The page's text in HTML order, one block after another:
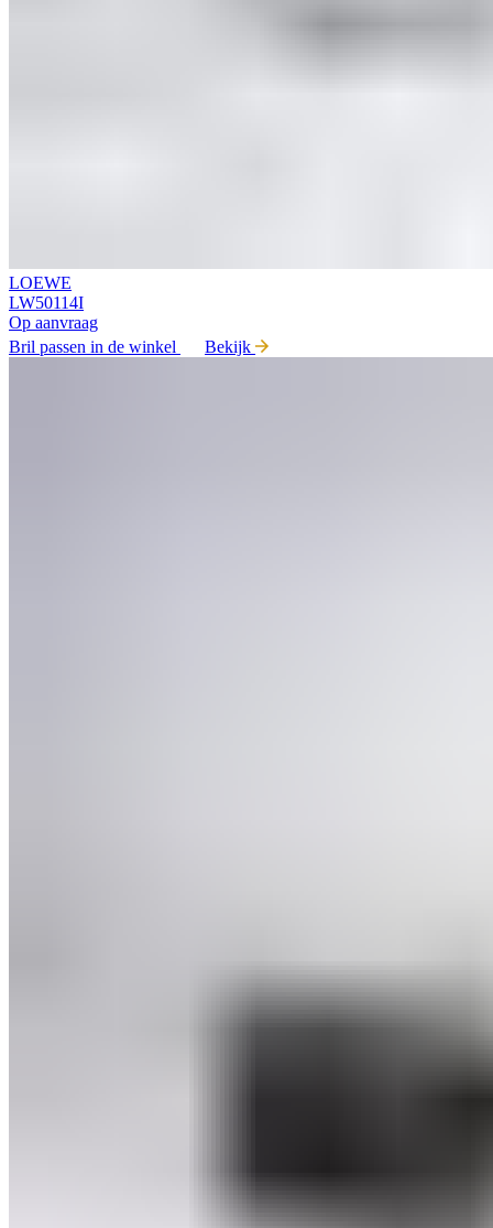
LOEWE
LW50114I
Op aanvraag
Bril passen in de winkel
Bekijk